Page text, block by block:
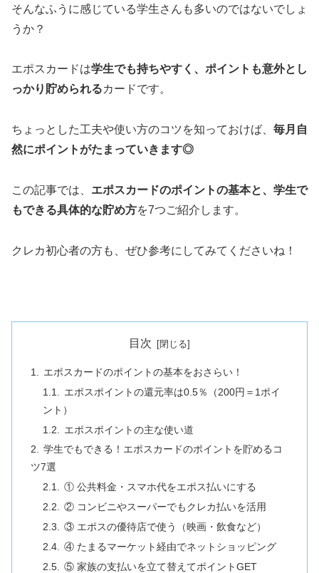
そんなふうに感じている学生さんも多いのではないでしょ
うか？
エポスカードは学生でも持ちやすく、ポイントも意外とし
っかり貯められるカードです。
ちょっとした工夫や使い方のコツを知っておけば、 毎月自
然にポイントがたまっていきます◎
この記事では、 エポスカードのポイントの基本と、学生で
もできる具体的な貯め方を7つご紹介します。
クレカ初心者の方も、ぜひ参考にしてみてくださいね！
目次
エポスカードのポイントの基本をおさらい！
エポスポイントの還元率は0.5％（200円＝1ポイ
ント）
エポスポイントの主な使い道
学生でもできる！エポスカードのポイントを貯めるコ
ツ7選
① 公共料金・スマホ代をエポス払いにする
② コンビニやスーパーでもクレカ払いを活用
③ エポスの優待店で使う（映画・飲食など）
④ たまるマーケット経由でネットショッピング
⑤ 家族の支払いを立て替えてポイントGET